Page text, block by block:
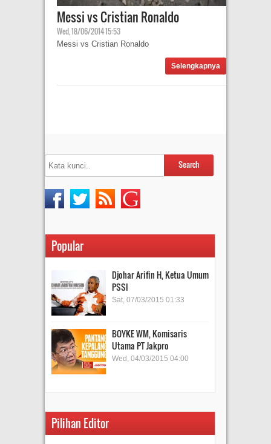
Messi vs Cristian Ronaldo
Wed, 18/06/2014 15:53
Messi vs Cristian Ronaldo
Selengkapnya
Popular
Djohar Arifin H, Ketua Umum
PSSI
Sat, 07/03/2015 01:33
BOYKE WM, Komisaris
Utama PT Jakpro
Wed, 04/03/2015 04:00
Pilihan Editor